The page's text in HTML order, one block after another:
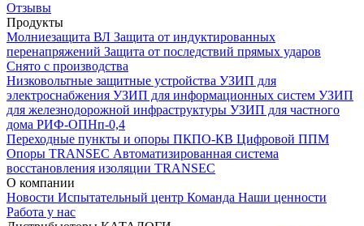
Отзывы
Продукты
Молниезащита ВЛ Защита от индуктированных
перенапряжений Защита от последствий прямых ударов
Снято с производства
Низковольтные защитные устройства УЗИП для
электроснабжения УЗИП для информационных систем УЗИП
для железнодорожной инфраструктуры УЗИП для частного
дома РИФ-ОПНп-0,4
Переходные пункты и опоры ПКПО-КВ Цифровой ППМ
Опоры TRANSEC Автоматизированная система
восстановления изоляции TRANSEC
О компании
Новости Испытательный центр Команда Наши ценности
Работа у нас